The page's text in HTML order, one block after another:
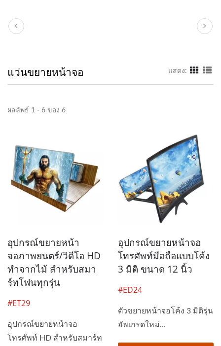
แว่นขยายหน้าจอ แสดง:
ผลลัพธ์ 1 - 6 ของ 6
อุปกรณ์ขยายหน้า
จอภาพยนตร์/วิดีโอ HD
ทำจากไม้ สำหรับสมา
ร์ทโฟนทุกรุ่น
#ET29
อุปกรณ์ขยายหน้าจอ
โทรศัพท์ HD สำหรับสมาร์ท
อุปกรณ์ขยายหน้าจอ
โทรศัพท์มือถือแบบโค้ง
3 มิติ ขนาด 12 นิ้ว
#ED24
ตัวขยายหน้าจอโค้ง 3 มิติรุ่น
อัพเกรดใหม่...